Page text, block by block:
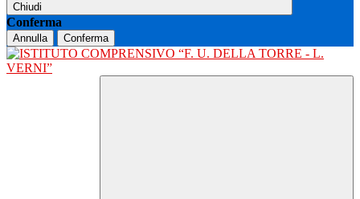
Chiudi
Conferma
Annulla Conferma